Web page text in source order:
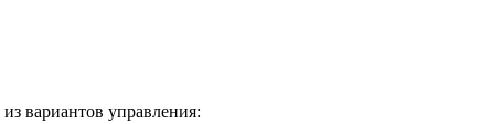
вариантов управления: